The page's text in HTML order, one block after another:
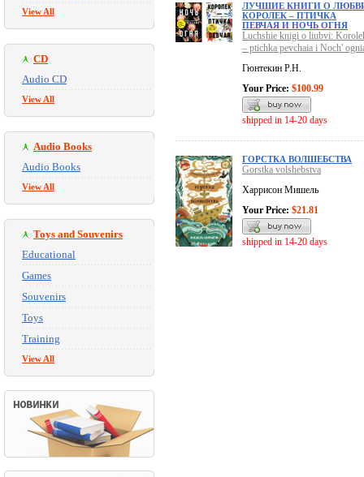
View All
CD
Audio CD
View All
Audio Books
Audio Books
View All
Toys and Souvenirs
Educational
Games
Souvenirs
Toys
Training
View All
ЛУЧШИЕ КНИГИ О
КОРОЛЕК – ПТИЧКА
ПЕВЧАЯ И НОЧЬ ОГНЯ
Luchshie knigi o liubvi:
– ptichka pevchaia i Noch'
Гюнтекин Р.Н.
Your Price: $100.99
shipped in 14-20 days
ГОРСТКА ВОЛШЕБСТВА
Gorstka volshebstva
Харрисон Мишель
Your Price: $21.81
shipped in 14-20 days